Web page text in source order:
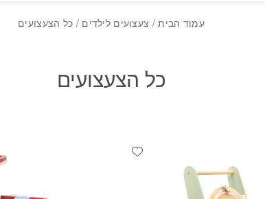
עמוד הבית/ צעצועים לילדים / כל הצעצועים
כל הצעצועים
Add wishlist